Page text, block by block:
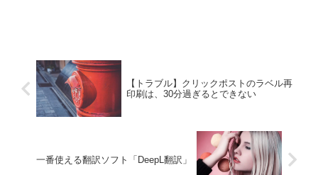
【トラブル】クリックポストのラベル再
印刷は、30分過ぎるとできない
一番使える翻訳ソフト「DeepL翻訳」